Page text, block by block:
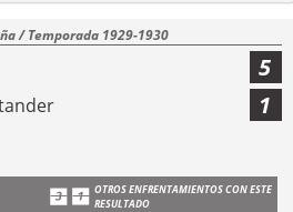
/ Temporada 1929-1930
5
1
OTROS ENFRENTAMIENTOS CON ESTE
RESULTADO